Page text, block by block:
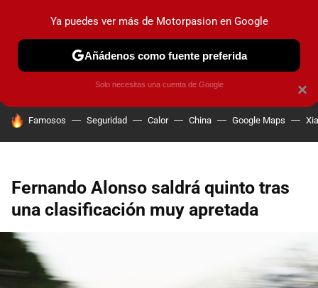
PRUEBAS COCHES ELÉCTRICOS OBSERVATORIO
HOY SE HABLA DE
Famosos Seguridad Calor China Google Maps
Fernando Alonso saldrá quinto tras
una clasificación muy apretada
×
Ya puedes ver más de Motorpasion en Google
Añádenos como fuente preferida
Solo necesitas una cuenta de Google